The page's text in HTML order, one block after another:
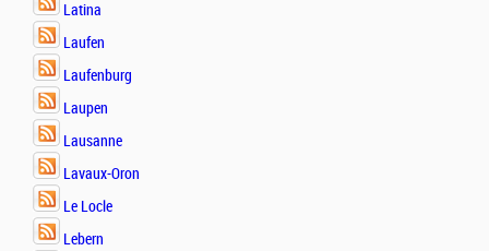
Latina
Laufen
Laufenburg
Laupen
Lausanne
Lavaux-Oron
Le Locle
Lebern